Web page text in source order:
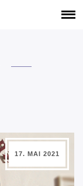
17. MAI 2021